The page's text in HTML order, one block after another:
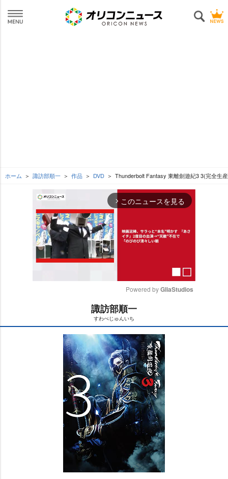
ホーム 諏訪部順一 作品 DVD Thunderbolt Fantasy 東離劍遊紀3 3(完全生
arrow_forward_ios このニュースを見る
t
e
Powered by GliaStudios
諏訪部順一
すわべじゅんいち